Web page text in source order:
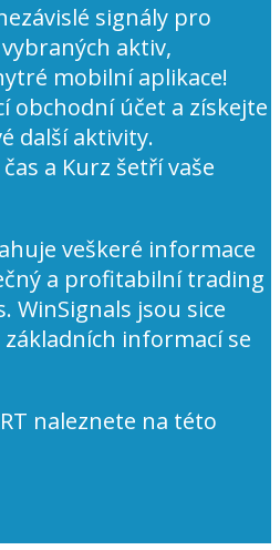
signály pro
aktiv,
mobilní aplikace!
obchodní účet a získejte
další aktivity.
a Kurz šetří vaše
veškeré informace
a profitabilní trading
WinSignals jsou sice
informací se
naleznete na této